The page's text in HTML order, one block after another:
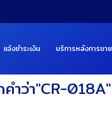
แจ้งชำระเงิน บริการหลังการขาย
ำว่า"CR-018A"